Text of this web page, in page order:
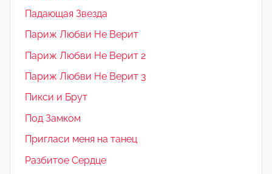
Падающая Звезда
Париж Любви Не Верит
Париж Любви Не Верит 2
Париж Любви Не Верит 3
Пикси и Брут
Под Замком
Пригласи меня на танец
Разбитое Сердце